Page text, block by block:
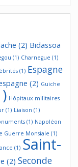
(2) Bidassoa
(1) Charnegue (1)
(1) Espagne
(2) Guiche
Hôpitaux militaires
(1) Liaison (1)
(1) Napoléon
Guerre Monsiale (1)
(1) Saint-
(2) Seconde